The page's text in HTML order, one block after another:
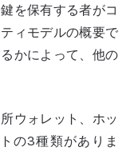
を保有する者がコ
ィモデルの概要で
かによって、他の
ウォレット、ホッ
の3種類がありま